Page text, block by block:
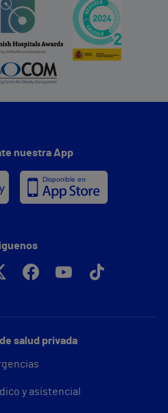
salud privada
y asistencial
nuestra App